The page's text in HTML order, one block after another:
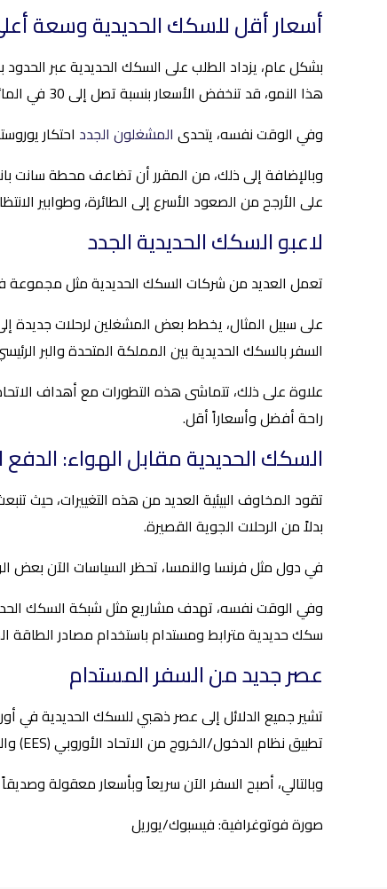
أسعار أقل للسكك الحديدية وسعة
هذا النمو، قد تنخفض الأسعار بنسبة تصل إلى 30 في المائة.
وفي الوقت نفسه، يتحدى المشغلون الجدد احتكار
وبالإضافة إلى ذلك، من المقرر أن تضاعف محطة سانت
على الأرجح من الصعود الأسرع إلى الطائرة، وطوابير
لاعبو السكك الحديدية الجدد
تعمل العديد من شركات السكك الحديدية مثل مجموعة
على سبيل المثال، يخطط بعض المشغلين لرحلات جديدة
السفر بالسكك الحديدية بين المملكة المتحدة والبر
علاوة على ذلك، تتماشى هذه التطورات مع أهداف
راحة أفضل وأسعاراً أقل.
السكك الحديدية مقابل الهواء: الدفع
تقود المخاوف البيئية العديد من هذه التغييرات، حيث
بدلاً من الرحلات الجوية القصيرة.
في دول مثل فرنسا والنمسا، تحظر السياسات الآن بعض
سكك حديدية مترابط ومستدام باستخدام مصادر الطاقة
عصر جديد من السفر المستدام
تشير جميع الدلائل إلى عصر ذهبي للسكك الحديدية في
تطبيق نظام الدخول/الخروج من الاتحاد الأوروبي (EES) والنظام الأوروبي لتصاريح معلومات السفر (ETIAS).
وبالتالي، أصبح السفر الآن سريعاً وبأسعار معقولة
صورة فوتوغرافية: فيسبوك/يوريل